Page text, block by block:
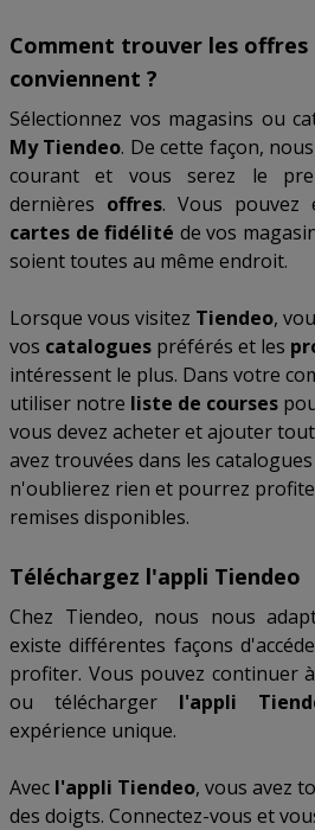
Comment trouver les offres
conviennent ?
Sélectionnez vos magasins ou
My Tiendeo. De cette façon,
courant et vous serez le
dernières offres. Vous pouvez
cartes de fidélité de vos
soient toutes au même endroit.
Lorsque vous visitez Tiendeo,
vos catalogues préférés et les
intéressent le plus. Dans votre
utiliser notre liste de courses
vous devez acheter et ajouter
avez trouvées dans les
n'oublierez rien et pourrez
remises disponibles.
Téléchargez l'appli Tiendeo
Chez Tiendeo, nous nous
existe différentes façons
profiter. Vous pouvez continuer
ou télécharger l'appli
expérience unique.
Avec l'appli Tiendeo, vous avez
des doigts. Connectez-vous et